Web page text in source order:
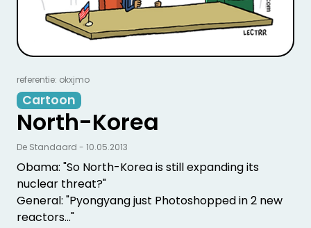
referentie: okxjmo
Cartoon
North-Korea
Obama: "So North-Korea is still expanding its
nuclear threat?"
General: "Pyongyang just Photoshopped in 2 new
reactors..."
De Standaard - 10.05.2013